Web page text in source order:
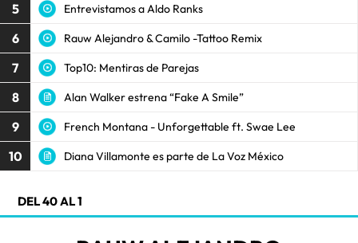
5 Entrevistamos a Aldo Ranks
6 Rauw Alejandro & Camilo -Tattoo Remix
7 Top10: Mentiras de Parejas
8 Alan Walker estrena “Fake A Smile”
9 French Montana - Unforgettable ft. Swae Lee
10 Diana Villamonte es parte de La Voz México
DEL 40 AL 1